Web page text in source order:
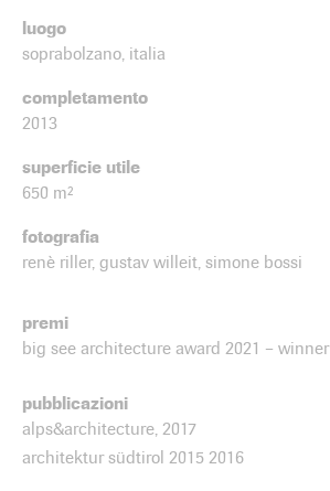
luogo
soprabolzano, italia
completamento
2013
superficie utile
650 m²
fotografia
renè riller, gustav willeit, simone bossi
premi
big see architecture award 2021 – winner
pubblicazioni
alps&architecture, 2017
architektur südtirol 2015 2016